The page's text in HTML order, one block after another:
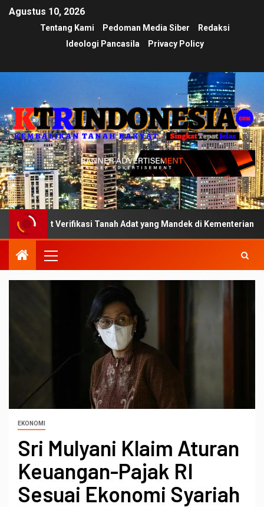
Agustus 10, 2026
Tentang Kami Pedoman Media Siber
Redaksi
Ideologi Pancasila
Privacy Policy
Verifikasi Tanah Adat yang Mandek di Kementerian
EKONOMI
Sri Mulyani Klaim Aturan
Keuangan-Pajak RI
Sesuai Ekonomi Syariah